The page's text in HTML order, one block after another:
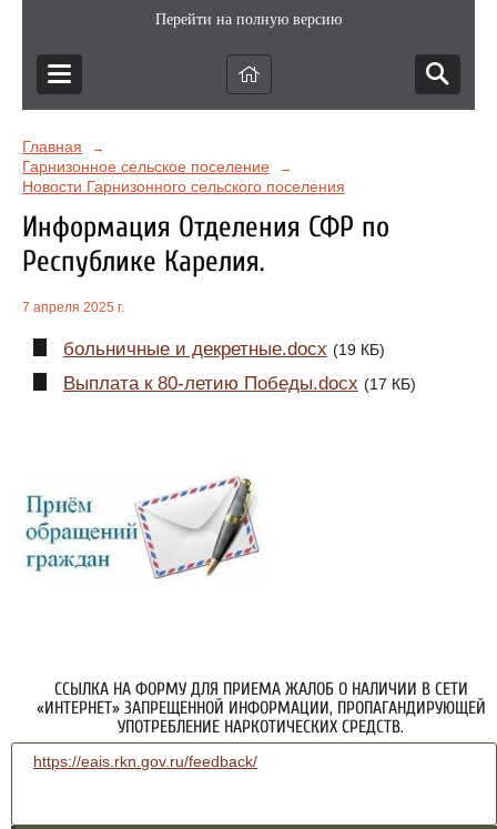
Перейти на полную версию
Главная →
Гарнизонное сельское поселение →
Новости Гарнизонного сельского поселения
Информация Отделения СФР по
Республике Карелия.
7 апреля 2025 г.
больничные и декретные.docx (19 КБ)
Выплата к 80-летию Победы.docx (17 КБ)
ССЫЛКА НА ФОРМУ ДЛЯ ПРИЕМА ЖАЛОБ О НАЛИЧИИ В СЕТИ
«ИНТЕРНЕТ» ЗАПРЕЩЕННОЙ ИНФОРМАЦИИ, ПРОПАГАНДИРУЮЩЕЙ
УПОТРЕБЛЕНИЕ НАРКОТИЧЕСКИХ СРЕДСТВ.
https://eais.rkn.gov.ru/feedback/